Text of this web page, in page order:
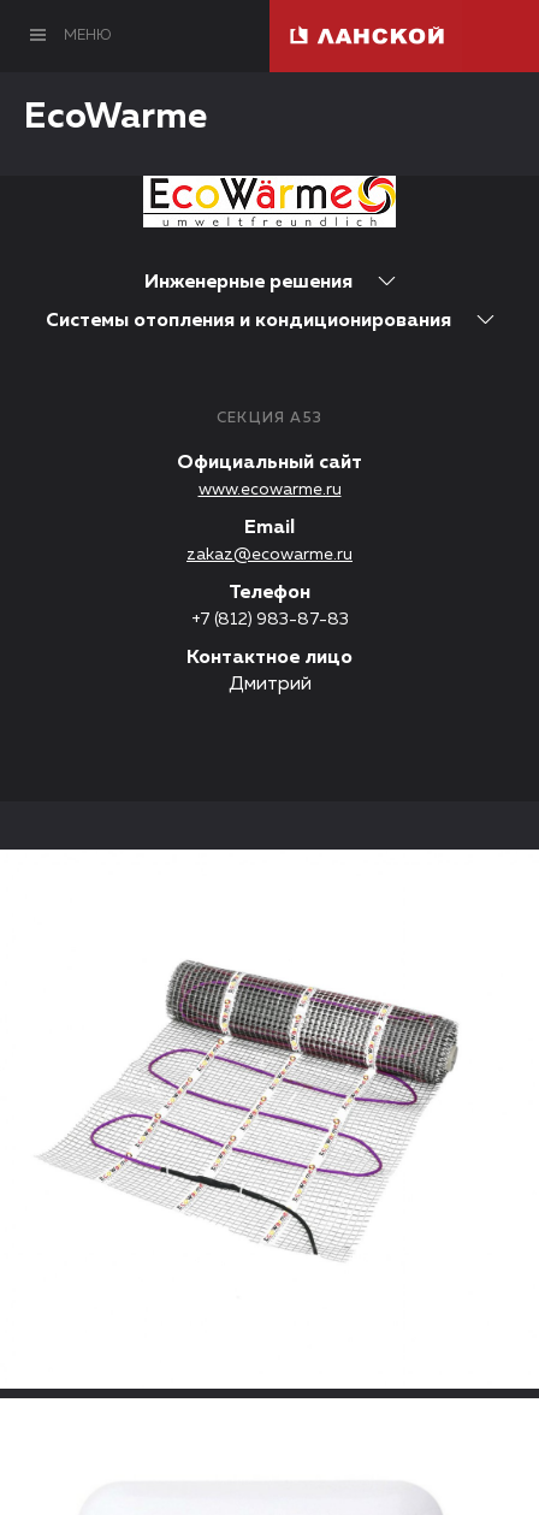
МЕНЮ
EcoWarme
Инженерные решения
Системы отопления и кондиционирования
СЕКЦИЯ А53
Официальный сайт
www.ecowarme.ru
Email
zakaz@ecowarme.ru
Телефон
+7 (812) 983-87-83
Контактное лицо
Дмитрий